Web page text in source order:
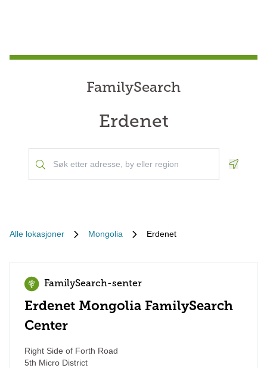
FamilySearch
Erdenet
Alle lokasjoner Mongolia Erdenet
FamilySearch-senter
Erdenet Mongolia FamilySearch
Center
Right Side of Forth Road
5th Micro District